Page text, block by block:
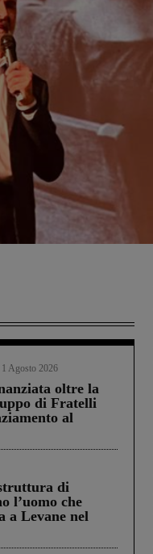
1 Agosto 2026
oltre la
di Fratelli
al
di
l’uomo che
a Levane nel